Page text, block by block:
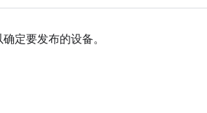
定要发布的设备。